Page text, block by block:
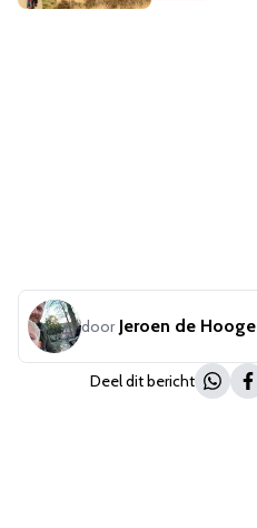
door Jeroen de Hooge
Deel dit bericht